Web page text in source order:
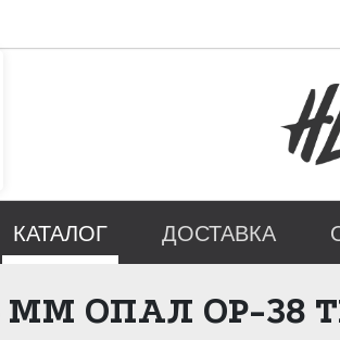
КАТАЛОГ ДОСТАВКА
ММ ОПАЛ ОР-38